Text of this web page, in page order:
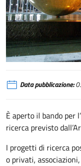
Data pubblicazione:
È aperto il bando per
ricerca previsto
I progetti di ricerca
o privati,